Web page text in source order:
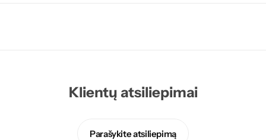
Klientų atsiliepimai
Parašykite atsiliepimą